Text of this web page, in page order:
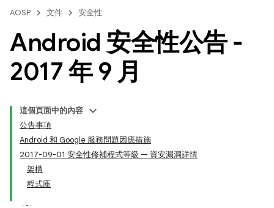
AOSP 文件 安全性
Android 安全性公告 -
2017 年 9 月
這個頁面中的內容
公告事項
Android 和 Google 服務問題因應措施
2017-09-01 安全性修補程式等級 — 資安漏洞詳情
架構
程式庫